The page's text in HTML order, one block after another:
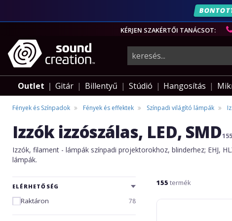
KÉRJEN SZAKÉRTŐI TANÁCSOT:
hangszerek,
pro-
audio
felszerelés
Outlet Gitár Billentyű Stúdió Hangosítás
Fények és Színpadok Fények és effektek Színpadi világító lámpák
Izzók izzószálas, LED, SMD155
Izzók, filament - lámpák színpadi projektorokhoz, blinderhez; EHJ,
lámpák.
ELÉRHETŐSÉG
Raktáron 78
155 termék
Omnilux